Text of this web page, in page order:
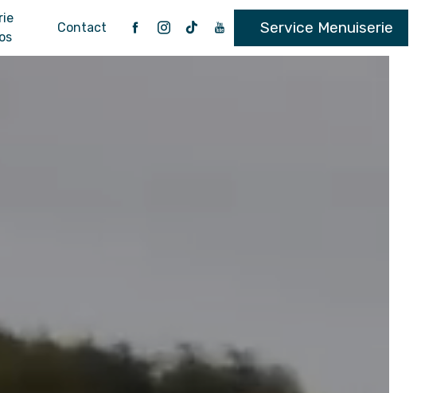
Contact Service Menuiserie